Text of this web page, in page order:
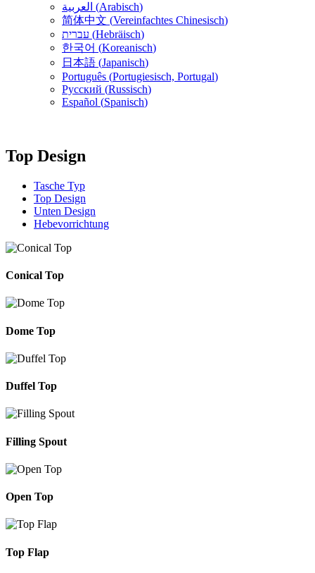
العربية (Arabisch)
简体中文 (Vereinfachtes Chinesisch)
עברית (Hebräisch)
한국어 (Koreanisch)
日本語 (Japanisch)
Português (Portugiesisch, Portugal)
Русский (Russisch)
Español (Spanisch)
Top Design
Tasche Typ
Top Design
Unten Design
Hebevorrichtung
Conical Top
Dome Top
Duffel Top
Filling Spout
Open Top
Top Flap